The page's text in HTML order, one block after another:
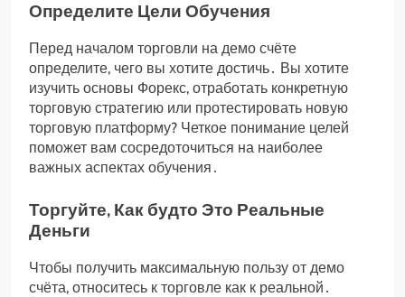
Определите Цели Обучения
Перед началом торговли на демо счёте
определите, чего вы хотите достичь․ Вы хотите
изучить основы Форекс, отработать конкретную
торговую стратегию или протестировать новую
торговую платформу? Четкое понимание целей
поможет вам сосредоточиться на наиболее
важных аспектах обучения․
Торгуйте, Как будто Это Реальные
Деньги
Чтобы получить максимальную пользу от демо
счёта, относитесь к торговле как к реальной․